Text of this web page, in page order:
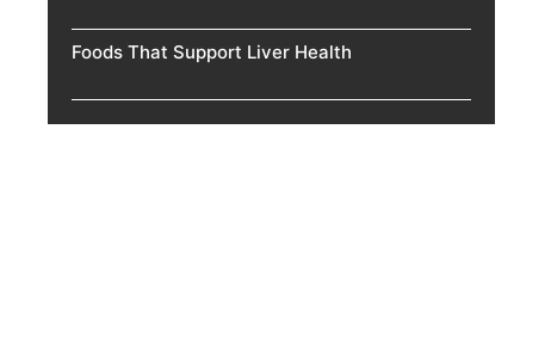
Foods That Support Liver Health